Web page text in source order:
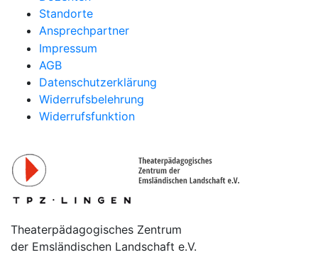
Standorte
Ansprechpartner
Impressum
AGB
Datenschutzerklärung
Widerrufsbelehrung
Widerrufsfunktion
Theaterpädagogisches Zentrum
der Emsländischen Landschaft e.V.